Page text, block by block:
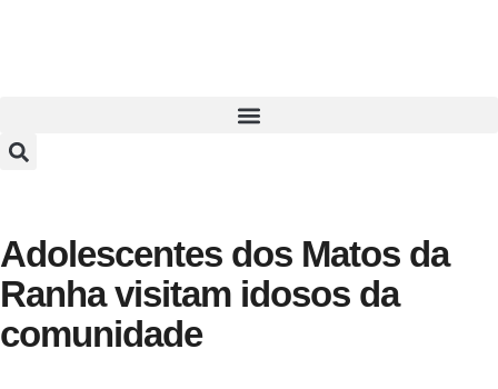
Adolescentes dos Matos da
Ranha visitam idosos da
comunidade